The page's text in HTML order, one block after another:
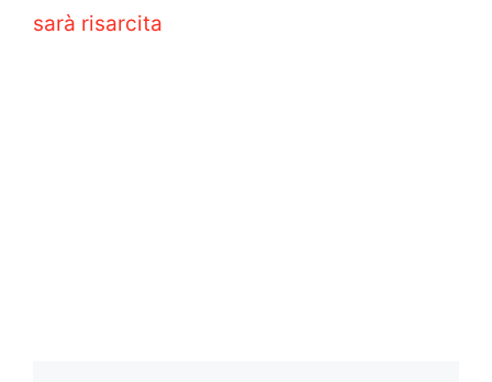
sarà risarcita